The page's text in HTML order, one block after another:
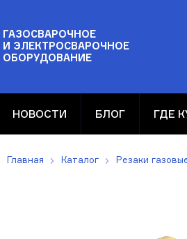
ГАЗОСВАРОЧНОЕ
И ЭЛЕКТРОСВАРОЧНОЕ
ОБОРУДОВАНИЕ
НОВОСТИ БЛОГ ГДЕ
Главная Каталог Резаки